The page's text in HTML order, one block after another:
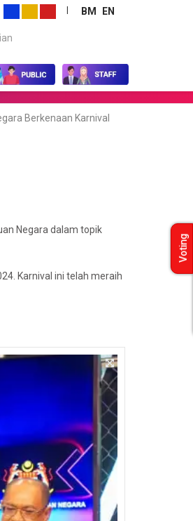
| BM
EN
Berkenaan Karnival
Negara dalam topik
Karnival ini telah meraih
Voting